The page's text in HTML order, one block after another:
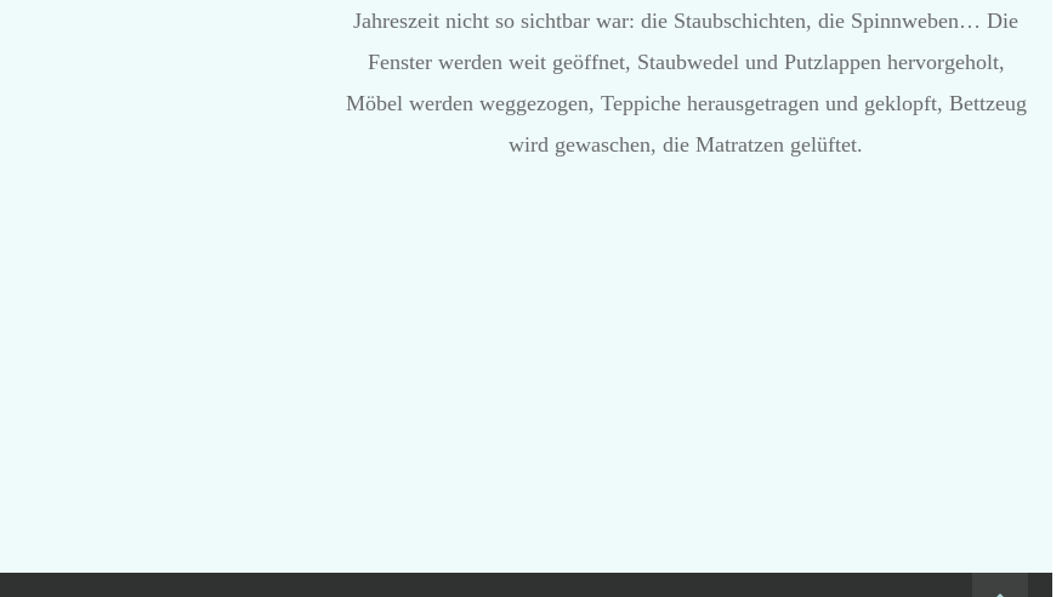
Jahreszeit nicht so sichtbar war: die Staubschichten, die Spinnweben… Die
Fenster werden weit geöffnet, Staubwedel und Putzlappen hervorgeholt,
Möbel werden weggezogen, Teppiche herausgetragen und geklopft, Bettzeug
wird gewaschen, die Matratzen gelüftet.